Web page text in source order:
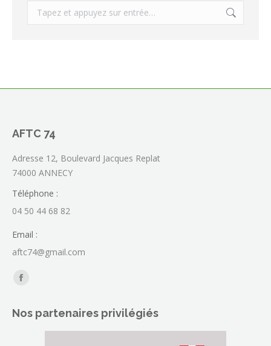
Recherche
:
AFTC 74
Adresse 12, Boulevard Jacques Replat
74000 ANNECY
Téléphone :
04 50 44 68 82
Email :
aftc74@gmail.com
Trouvez nous sur :
La
Facebook
s'ouvre
Nos partenaires privilégiés